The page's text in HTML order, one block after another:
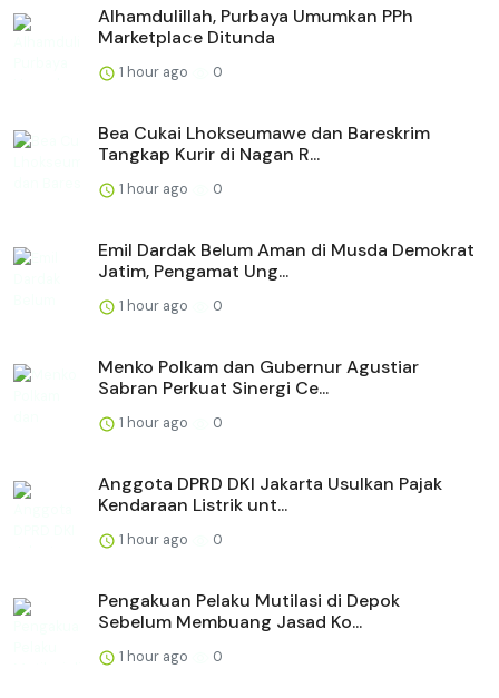
Alhamdulillah, Purbaya Umumkan PPh
Marketplace Ditunda
1 hour ago 0
Bea Cukai Lhokseumawe dan Bareskrim
Tangkap Kurir di Nagan R...
1 hour ago 0
Emil Dardak Belum Aman di Musda Demokrat
Jatim, Pengamat Ung...
1 hour ago 0
Menko Polkam dan Gubernur Agustiar
Sabran Perkuat Sinergi Ce...
1 hour ago 0
Anggota DPRD DKI Jakarta Usulkan Pajak
Kendaraan Listrik unt...
1 hour ago 0
Pengakuan Pelaku Mutilasi di Depok
Sebelum Membuang Jasad Ko...
1 hour ago 0